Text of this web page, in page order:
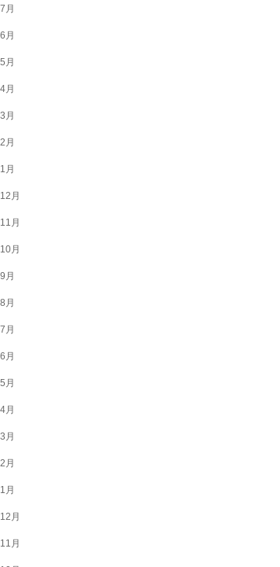
月
月
月
月
月
月
月
月
月
月
月
月
月
月
月
月
月
月
月
月
月